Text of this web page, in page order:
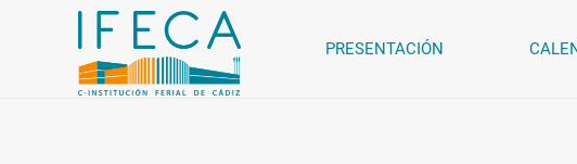
PRESENTACIÓN